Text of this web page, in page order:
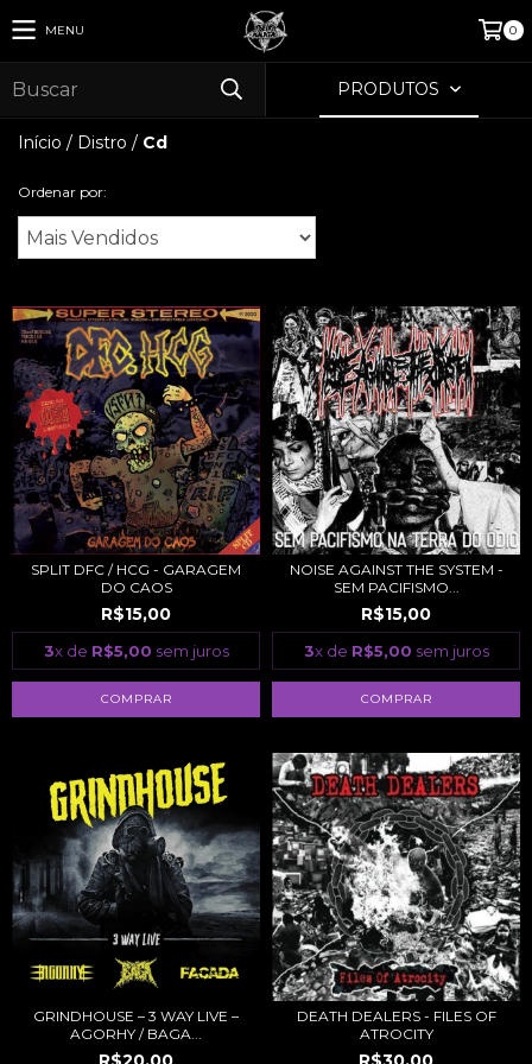
MENU 0
PRODUTOS
Início / Distro / Cd
Ordenar por:
SPLIT DFC / HCG - GARAGEM
DO CAOS
R$15,00
3x de R$5,00 sem juros
NOISE AGAINST THE SYSTEM -
SEM PACIFISMO...
R$15,00
3x de R$5,00 sem juros
GRINDHOUSE – 3 WAY LIVE –
AGORHY / BAGA...
DEATH DEALERS - FILES OF
ATROCITY